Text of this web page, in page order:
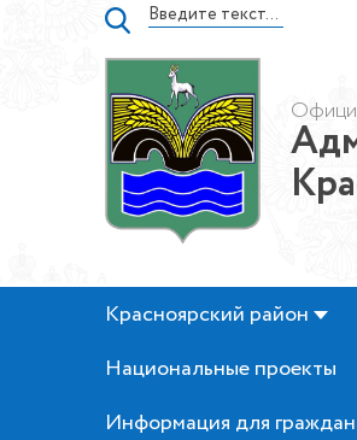
Красноярский район
Национальные проекты
Информация для